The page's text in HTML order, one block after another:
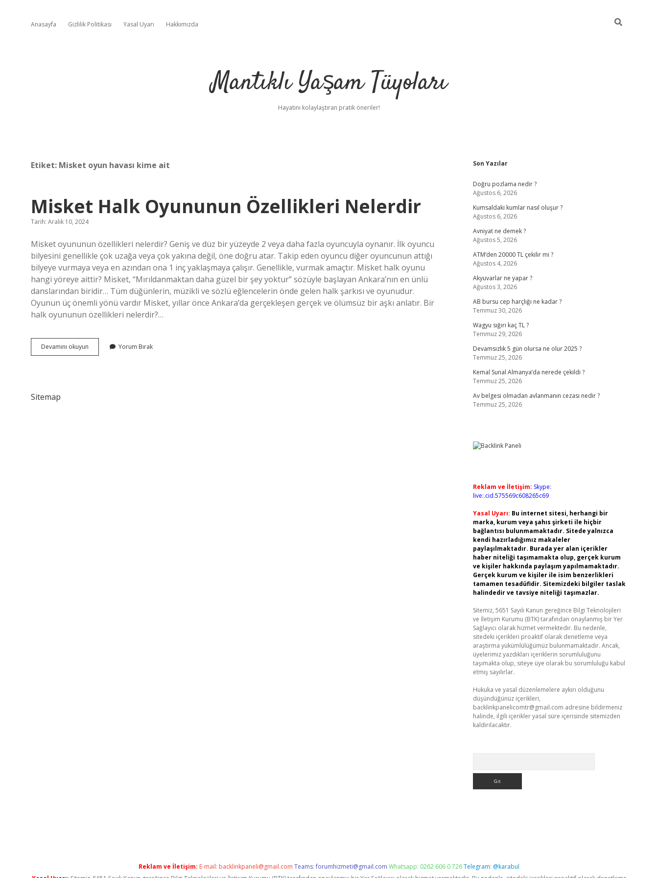
Anasayfa Gizlilik Politikası Yasal Uyarı Hakkımızda
Mantıklı Yaşam Tüyoları
Hayatını kolaylaştıran pratik öneriler!
Etiket: Misket oyun havası kime ait
Misket Halk Oyununun Özellikleri Nelerdir
Tarih: Aralık 10, 2024
Misket oyununun özellikleri nelerdir? Geniş ve düz bir yüzeyde 2 veya daha fazla oyuncuyla oynanır. İlk oyuncu
bilyesini genellikle çok uzağa veya çok yakına değil, öne doğru atar. Takip eden oyuncu diğer oyuncunun attığı
bilyeye vurmaya veya en azından ona 1 inç yaklaşmaya çalışır. Genellikle, vurmak amaçtır. Misket halk oyunu
hangi yöreye aittir? Misket, “Mırıldanmaktan daha güzel bir şey yoktur” sözüyle başlayan Ankara’nın en ünlü
danslarından biridir… Tüm düğünlerin, müzikli ve sözlü eğlencelerin önde gelen halk şarkısı ve oyunudur.
Oyunun üç önemli yönü vardır Misket, yıllar önce Ankara’da gerçekleşen gerçek ve ölümsüz bir aşkı anlatır. Bir
halk oyununun özellikleri nelerdir?…
Devamını okuyun
Halk
Yorum Bırak
Sitemap
Sidebar
Son Yazılar
Doğru pozlama nedir ?
Ağustos 6, 2026
Kumsaldaki kumlar nasıl oluşur ?
Ağustos 6, 2026
Avniyat ne demek ?
Ağustos 5, 2026
ATM’den 20000 TL çekilir mi ?
Ağustos 4, 2026
Akyuvarlar ne yapar ?
Ağustos 3, 2026
AB bursu cep harçlığı ne kadar ?
Temmuz 30, 2026
Wagyu sığırı kaç TL ?
Temmuz 29, 2026
Devamsızlık 5 gün olursa ne olur 2025 ?
Temmuz 25, 2026
Kemal Sunal Almanya’da nerede çekildi ?
Temmuz 25, 2026
Av belgesi olmadan avlanmanın cezası nedir ?
Temmuz 25, 2026
Reklam ve İletişim: Skype:
live:.cid.575569c608265c69
Yasal Uyarı: Bu internet sitesi, herhangi bir
marka, kurum veya şahıs şirketi ile hiçbir
bağlantısı bulunmamaktadır. Sitede yalnızca
kendi hazırladığımız makaleler
paylaşılmaktadır. Burada yer alan içerikler
haber niteliği taşımamakta olup, gerçek kurum
ve kişiler hakkında paylaşım yapılmamaktadır.
Gerçek kurum ve kişiler ile isim benzerlikleri
tamamen tesadüfidir. Sitemizdeki bilgiler taslak
halindedir ve tavsiye niteliği taşımazlar.
Sitemiz, 5651 Sayılı Kanun gereğince Bilgi Teknolojileri
ve İletişim Kurumu (BTK) tarafından onaylanmış bir Yer
Sağlayıcı olarak hizmet vermektedir. Bu nedenle,
sitedeki içerikleri proaktif olarak denetleme veya
araştırma yükümlülüğümüz bulunmamaktadır. Ancak,
üyelerimiz yazdıkları içeriklerin sorumluluğunu
taşımakta olup, siteye üye olarak bu sorumluluğu kabul
etmiş sayılırlar.
Hukuka ve yasal düzenlemelere aykırı olduğunu
düşündüğünüz içerikleri,
backlinkpanelicomtr@gmail.com adresine bildirmeniz
halinde, ilgili içerikler yasal süre içerisinde sitemizden
kaldırılacaktır.
Reklam ve İletişim: E-mail: backlinkpaneli@gmail.com Teams:forumhizmeti@gmail.com Whatsapp: 0262 606 0 726Telegram: @karabul